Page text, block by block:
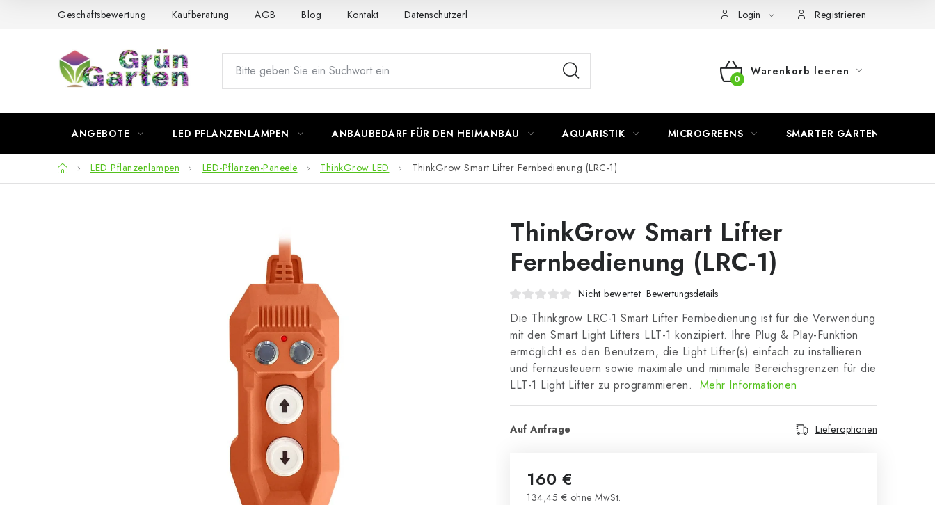
Geschäftsbewertung Kaufberatung AGB Blog Kontakt Datenschutzerklärung Login Registrieren
WARENKORB
Warenkorb leeren
ANGEBOTE LED PFLANZENLAMPEN ANBAUBEDARF FÜR DEN HEIMANBAU AQUARISTIK MICROGREENS SMARTER GARTEN
StartseiteLED Pflanzenlampen LED-Pflanzen-Paneele ThinkGrow LED ThinkGrow Smart Lifter Fernbedienung (LRC-1)
ThinkGrow Smart Lifter
Fernbedienung (LRC-1)
Nicht bewertet Bewertungsdetails
Die Thinkgrow LRC-1 Smart Lifter Fernbedienung ist für die Verwendung
mit den Smart Light Lifters LLT-1 konzipiert. Ihre Plug & Play-Funktion
ermöglicht es den Benutzern, die Light Lifter(s) einfach zu installieren
und fernzusteuern sowie maximale und minimale Bereichsgrenzen für die
LLT-1 Light Lifter zu programmieren. Mehr Informationen
Auf Anfrage Lieferoptionen
160 €
134,45 € ohne MwSt.